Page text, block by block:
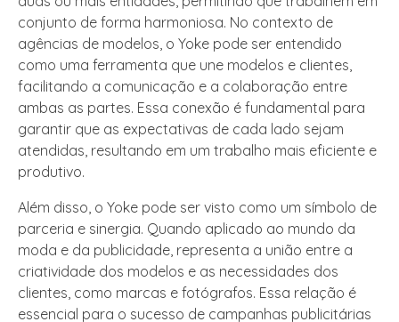
conjunto de forma harmoniosa. No contexto de
agências de modelos, o Yoke pode ser entendido
como uma ferramenta que une modelos e clientes,
facilitando a comunicação e a colaboração entre
ambas as partes. Essa conexão é fundamental para
garantir que as expectativas de cada lado sejam
atendidas, resultando em um trabalho mais eficiente e
produtivo.
Além disso, o Yoke pode ser visto como um símbolo de
parceria e sinergia. Quando aplicado ao mundo da
moda e da publicidade, representa a união entre a
criatividade dos modelos e as necessidades dos
clientes, como marcas e fotógrafos. Essa relação é
essencial para o sucesso de campanhas publicitárias